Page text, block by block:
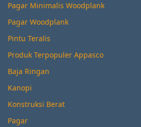
Pagar Minimalis Woodplank
Pagar Woodplank
Pintu Teralis
Produk Terpopuler Appasco
Baja Ringan
Kanopi
Konstruksi Berat
Pagar